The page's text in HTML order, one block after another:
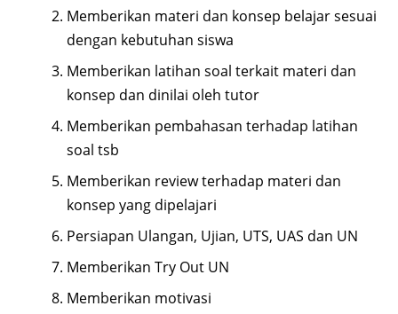
Memberikan materi dan konsep belajar sesuai
dengan kebutuhan siswa
Memberikan latihan soal terkait materi dan
konsep dan dinilai oleh tutor
Memberikan pembahasan terhadap latihan
soal tsb
Memberikan review terhadap materi dan
konsep yang dipelajari
Persiapan Ulangan, Ujian, UTS, UAS dan UN
Memberikan Try Out UN
Memberikan motivasi